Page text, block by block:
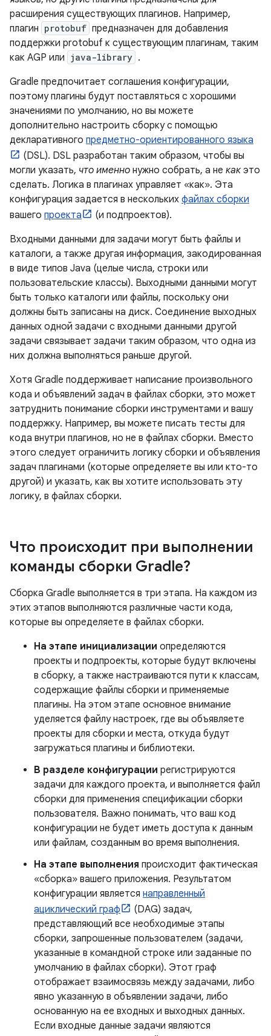
расширения существующих плагинов. Например,
плагин protobuf предназначен для добавления
поддержки protobuf к существующим плагинам, таким
как AGP или java-library .
Gradle предпочитает соглашения конфигурации,
поэтому плагины будут поставляться с хорошими
значениями по умолчанию, но вы можете
дополнительно настроить сборку с помощью
декларативного предметно-ориентированного языка
(DSL). DSL разработан таким образом, чтобы вы
могли указать, что именно нужно собрать, а не какэто
сделать. Логика в плагинах управляет «как». Эта
конфигурация задается в нескольких файлах сборки
вашего проекта
(и подпроектов).
Входными данными для задачи могут быть файлы и
каталоги, а также другая информация, закодированная
в виде типов Java (целые числа, строки или
пользовательские классы). Выходными данными могут
быть только каталоги или файлы, поскольку они
должны быть записаны на диск. Соединение выходных
данных одной задачи с входными данными другой
задачи связывает задачи таким образом, что одна из
них должна выполняться раньше другой.
Хотя Gradle поддерживает написание произвольного
кода и объявлений задач в файлах сборки, это может
затруднить понимание сборки инструментами и вашу
поддержку. Например, вы можете писать тесты для
кода внутри плагинов, но не в файлах сборки. Вместо
этого следует ограничить логику сборки и объявления
задач плагинами (которые определяете вы или кто-то
другой) и указать, как вы хотите использовать эту
логику, в файлах сборки.
Что происходит при выполнении
команды сборки Gradle?
Сборка Gradle выполняется в три этапа. На каждом из
этих этапов выполняются различные части кода,
которые вы определяете в файлах сборки.
На этапе инициализации определяются
проекты и подпроекты, которые будут включены
в сборку, а также настраиваются пути к классам,
содержащие файлы сборки и применяемые
плагины. На этом этапе основное внимание
уделяется файлу настроек, где вы объявляете
проекты для сборки и места, откуда будут
загружаться плагины и библиотеки.
В разделе конфигурации регистрируются
задачи для каждого проекта, и выполняется файл
сборки для применения спецификации сборки
пользователя. Важно понимать, что ваш код
конфигурации не будет иметь доступа к данным
или файлам, созданным во время выполнения.
На этапе выполнения происходит фактическая
«сборка» вашего приложения. Результатом
конфигурации является направленный
ациклический граф
(DAG) задач,
представляющий все необходимые этапы
сборки, запрошенные пользователем (задачи,
указанные в командной строке или заданные по
умолчанию в файлах сборки). Этот граф
отображает взаимосвязь между задачами, либо
явно указанную в объявлении задачи, либо
основанную на ее входных и выходных данных.
Если входные данные задачи являются